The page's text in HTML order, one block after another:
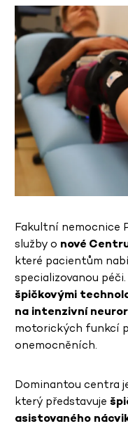
Fakultní nemocnice
služby o nové
které pacientům
specializovanou
špičkovými
na intenzivní
motorických funkcí
onemocněních.
Dominantou centra
který představuje
asistovaného